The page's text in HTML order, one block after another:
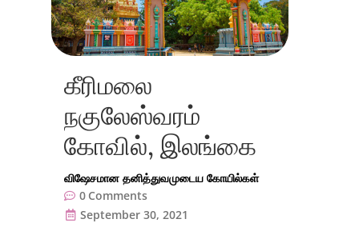
கீரிமலை
நகுலேஸ்வரம்
கோவில், இலங்கை
விஷேசமான தனித்துவமுடைய கோயில்கள்
0 Comments
September 30, 2021